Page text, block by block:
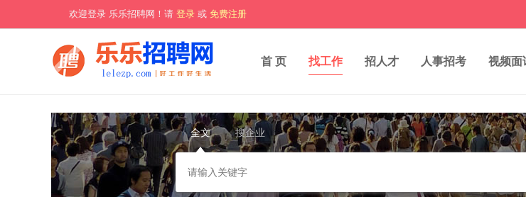
欢迎登录 乐乐招聘网！请 登录 或 免费注册
首 页 找工作 招人才 人事招考 视频面
全文 搜企业